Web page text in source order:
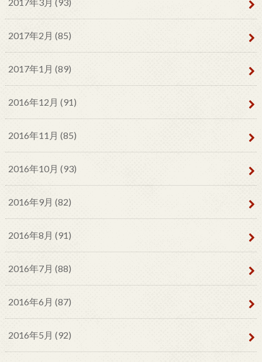
2017年3月 (93)
2017年2月 (85)
2017年1月 (89)
2016年12月 (91)
2016年11月 (85)
2016年10月 (93)
2016年9月 (82)
2016年8月 (91)
2016年7月 (88)
2016年6月 (87)
2016年5月 (92)